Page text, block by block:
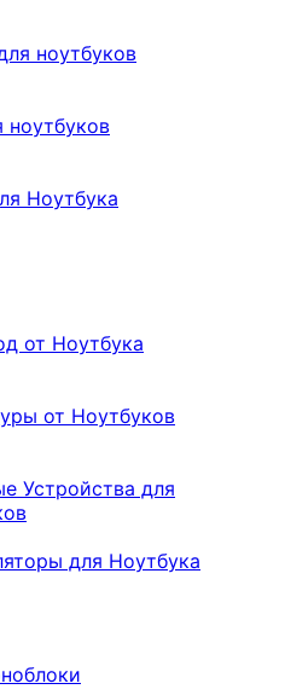
ноутбуков
ноутбуков
Ноутбука
от Ноутбука
от Ноутбуков
Устройства для
для Ноутбука